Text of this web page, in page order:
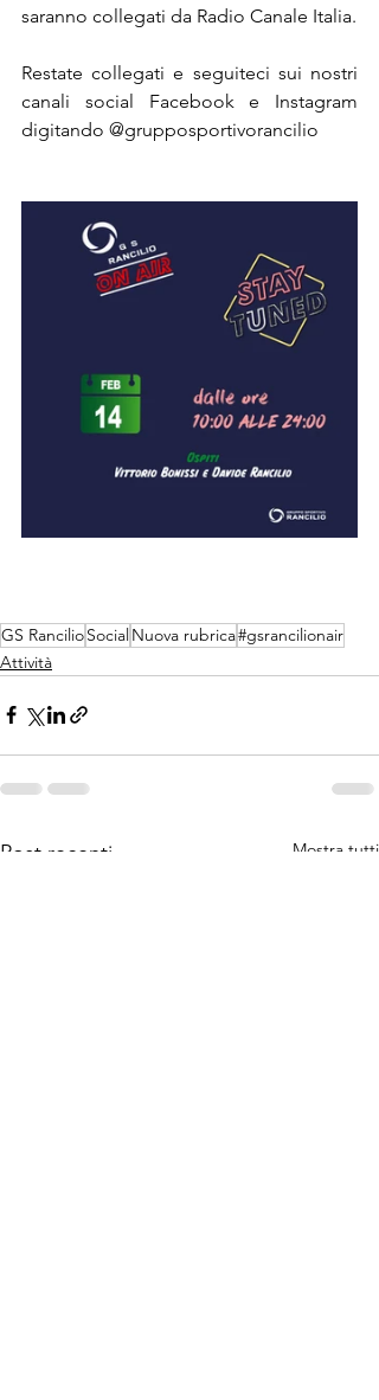
saranno collegati da Radio Canale Italia.
Restate collegati e seguiteci sui nostri
canali social Facebook e Instagram
digitando @grupposportivorancilio
GS RancilioSocialNuova rubrica#gsrancilionair
Attività
Post recenti Mostra tutti